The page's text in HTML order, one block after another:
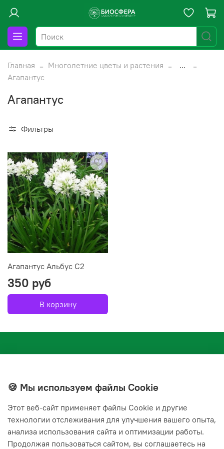
Главная Многолетние цветы и растения
...
Агапантус
Агапантус
Фильтры
Агапантус Альбус С2
350 руб
В корзину
+7(843) 210-20-24
🍪 Мы используем файлы Cookie
Этот веб‑сайт применяет файлы Cookie и другие
технологии отслеживания для улучшения вашего опыта,
анализа использования сайта и оптимизации работы.
Продолжая пользоваться сайтом, вы соглашаетесь на